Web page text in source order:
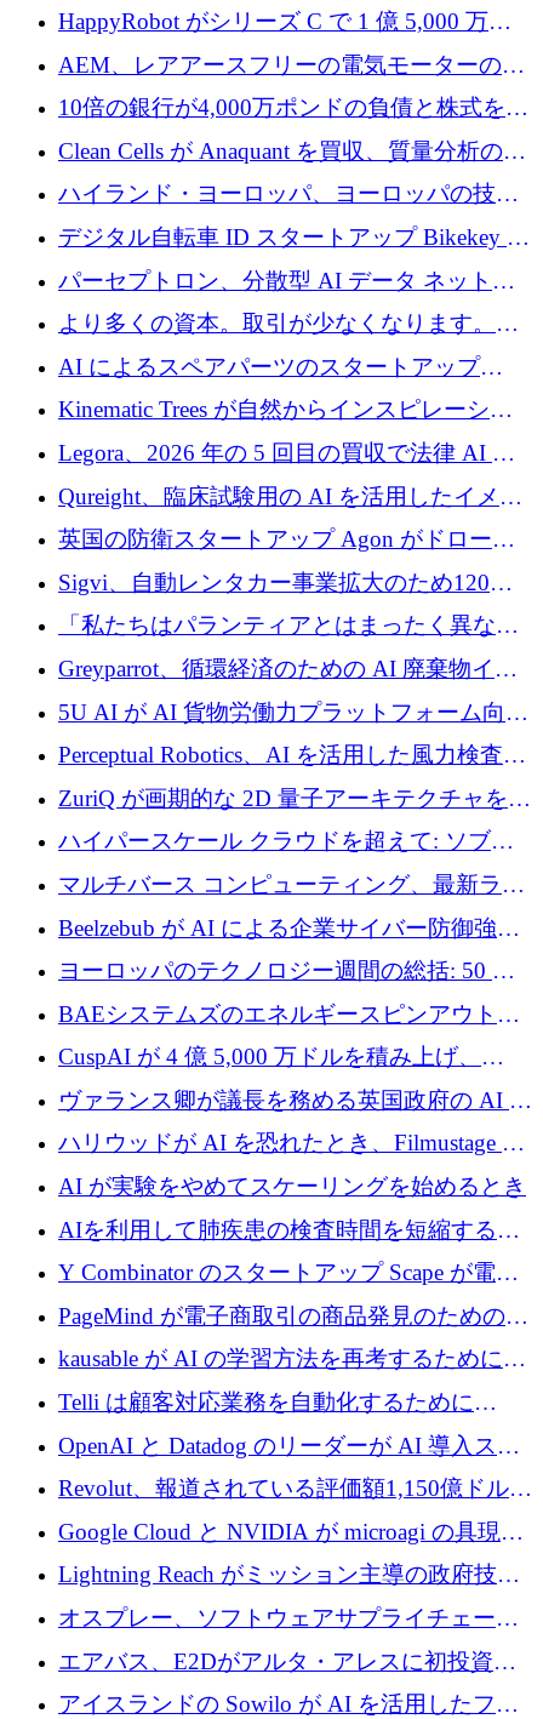
に 600 万ユーロを調達
HappyRobot がシリーズ C で 1 億 5,000 万ド
ルを獲得し、企業運営向けにエージェント AI
を拡張
AEM、レアアースフリーの電気モーターの革
新を加速するために1,600万ポンドを確保
10倍の銀行が4,000万ポンドの負債と株式を調
達
Clean Cells が Anaquant を買収、質量分析の専
門知識によるバイオ医薬品の品質管理を拡大
ハイランド・ヨーロッパ、ヨーロッパの技術
規模拡大を支援するために11億ユーロのファ
ンドVIを閉鎖
デジタル自転車 ID スタートアップ Bikekey が
TÖNNJES への投資を確保
パーセプトロン、分散型 AI データ ネットワ
ークの構築に 650 万ドルを調達
より多くの資本。取引が少なくなります。
2026 年上半期がヨーロッパのテクノロジーに
ついて語ること
AI によるスペアパーツのスタートアップ
Intropy が 1,100 万ドルを調達
Kinematic Trees が自然からインスピレーショ
ンを得たロボット ソフトウェアを拡張するた
めに 58 万 5,000 ポンドを調達
Legora、2026 年の 5 回目の買収で法律 AI ス
タートアップ Wexler を買収
Qureight、臨床試験用の AI を活用したイメー
ジング プラットフォームを拡張するためにシ
リーズ B で 2,000 万ドルを確保
英国の防衛スタートアップ Agon がドローン
攻撃に対抗する仮想戦場を構築、3,000 万ドル
を調達
Sigvi、自動レンタカー事業拡大のため120万
ユーロを調達
「私たちはパランティアとはまったく異なる
会社です」とフランス人の「控えめな」後任
者は言う
Greyparrot、循環経済のための AI 廃棄物イン
テリジェンスを拡張するためにシリーズ B で
2,700 万ドルを確保
5U AI が AI 貨物労働力プラットフォーム向け
に 320 万ドルのプレシードを獲得
Perceptual Robotics、AI を活用した風力検査の
規模拡大に向けて 400 万ポンド以上を確保
ZuriQ が画期的な 2D 量子アーキテクチャを拡
張するために 2,550 万ドルを調達
ハイパースケール クラウドを超えて: ソブリ
ン コンピューティングに対する DFINITY の
ビジョン
マルチバース コンピューティング、最新ラウ
ンドで最大 5 億 7,000 万ドルを目標
Beelzebub が AI による企業サイバー防御強化
のために 300 万ユーロを調達
ヨーロッパのテクノロジー週間の総括: 50 以
上の取引に 10 億ユーロ以上を投資
BAEシステムズのエネルギースピンアウト原
子力タービンが1500万ポンドの資金調達でス
テルスから浮上
CuspAI が 4 億 5,000 万ドルを積み上げ、
Resist.UA が 5,000 万ユーロの基金を立ち上
げ、DSIT が廃止される
ヴァランス卿が議長を務める英国政府の AI タ
スクフォースが発足
ハリウッドが AI を恐れたとき、Filmustage は
代わりにプリプロダクションに賭けました
AI が実験をやめてスケーリングを始めるとき
AIを利用して肺疾患の検査時間を短縮する英
国のヘルステック挑戦者が1900万ドルを獲得
Y Combinator のスタートアップ Scape が電子
メールを再考するために 320 万ドルを調達し
てステルスから浮上
PageMind が電子商取引の商品発見のための
AI を拡張するために 120 万ユーロを調達
kausable が AI の学習方法を再考するために
1,200 万ユーロを調達
Telli は顧客対応業務を自動化するために
1,500 万ドルのシードを確保
OpenAI と Datadog のリーダーが AI 導入スタ
ートアップ Arrakis を支援
Revolut、報道されている評価額1,150億ドルで
の新たな二次株式売却を確認
Google Cloud と NVIDIA が microagi の具現化
された AI の野望を推進
Lightning Reach がミッション主導の政府技術
グループとしてポートフォリオを拡大し ETG
に買収
オスプレー、ソフトウェアサプライチェーン
攻撃を阻止するために265万ドルを確保
エアバス、E2Dがアルタ・アレスに初投資、
欧州防衛技術ファンドに5億ユーロを拠出
アイスランドの Sowilo が AI を活用したファ